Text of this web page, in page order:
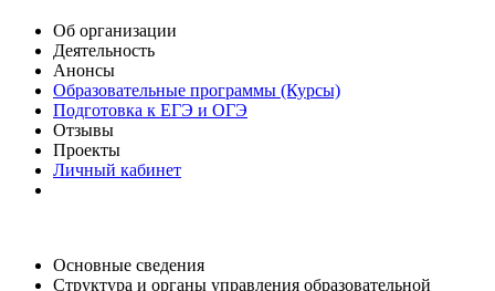
Об организации
Деятельность
Анонсы
Образовательные программы (Курсы)
Подготовка к ЕГЭ и ОГЭ
Отзывы
Проекты
Личный кабинет
Основные сведения
Структура и органы управления образовательной